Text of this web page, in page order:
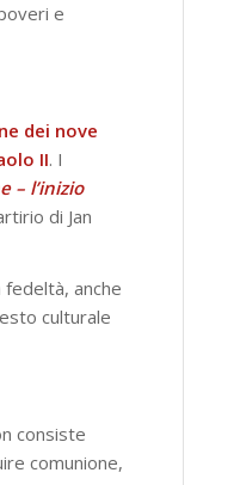
e
dei nove
II. I
– l’inizio
di Jan
anche
culturale
consiste
comunione,